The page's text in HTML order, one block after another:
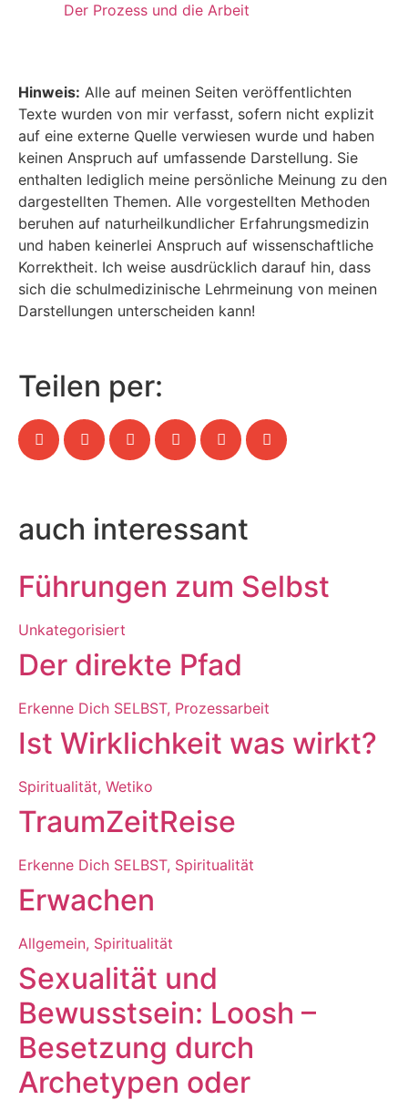
Der Prozess und die Arbeit
Hinweis: Alle auf meinen Seiten veröffentlichten
Texte wurden von mir verfasst, sofern nicht explizit
auf eine externe Quelle verwiesen wurde und haben
keinen Anspruch auf umfassende Darstellung. Sie
enthalten lediglich meine persönliche Meinung zu den
dargestellten Themen. Alle vorgestellten Methoden
beruhen auf naturheilkundlicher Erfahrungsmedizin
und haben keinerlei Anspruch auf wissenschaftliche
Korrektheit. Ich weise ausdrücklich darauf hin, dass
sich die schulmedizinische Lehrmeinung von meinen
Darstellungen unterscheiden kann!
Teilen per:
auch interessant
Führungen zum Selbst
Unkategorisiert
Der direkte Pfad
Erkenne Dich SELBST, Prozessarbeit
Ist Wirklichkeit was wirkt?
Spiritualität, Wetiko
TraumZeitReise
Erkenne Dich SELBST, Spiritualität
Erwachen
Allgemein, Spiritualität
Sexualität und
Bewusstsein: Loosh –
Besetzung durch
Archetypen oder